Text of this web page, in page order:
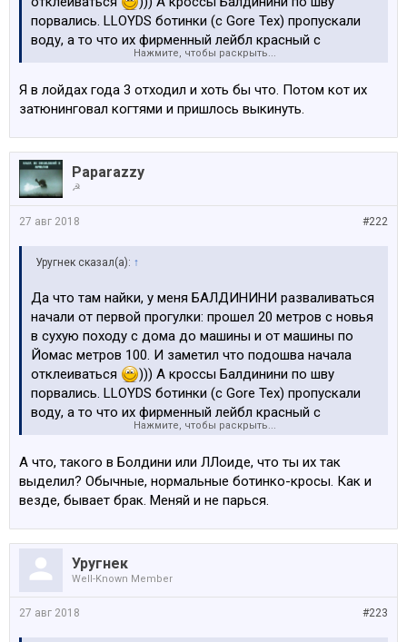
порвались. LLOYDS ботинки (c Gore Tex) пропускали
воду, а то что их фирменный лейбл красный с
подошвы отвалился практически в первый месяц - так
латов хаете
Нажмите, чтобы раскрыть...
Я в лойдах года 3 отходил и хоть бы что. Потом кот их
затюнинговал когтями и пришлось выкинуть.
Paparazzy
☭
#222
27 авг 2018
Уругнек сказал(а): ↑
Да что там найки, у меня БАЛДИНИНИ разваливаться
начали от первой прогулки: прошел 20 метров с новья
в сухую походу с дома до машины и от машины по
Йомас метров 100. И заметил что подошва начала
отклеиваться
))) А кроссы Балдинини по шву
порвались. LLOYDS ботинки (c Gore Tex) пропускали
воду, а то что их фирменный лейбл красный с
подошвы отвалился практически в первый месяц - так
латов хаете
Нажмите, чтобы раскрыть...
А что, такого в Болдини или ЛЛоиде, что ты их так
выделил? Обычные, нормальные ботинко-кросы. Как и
везде, бывает брак. Меняй и не парься.
Уругнек
Well-Known Member
#223
27 авг 2018